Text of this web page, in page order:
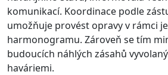
komunikací. Koordinace podle
umožňuje provést opravy v rámci
harmonogramu. Zároveň se tím
budoucích náhlých zásahů
haváriemi.